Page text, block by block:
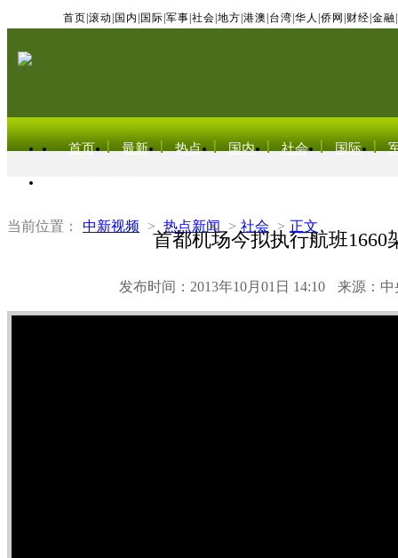
首页 滚动 国内 国际 军事 社会 地方 港澳 台湾 华人 侨网 财经 金融
首页 最新 热点 国内 社会 国际
当前位置： 中新视频 > 热点新闻 > 社会 > 正文
首都机场今拟执行航班1660
发布时间：2013年10月01日 14:10 来源：中